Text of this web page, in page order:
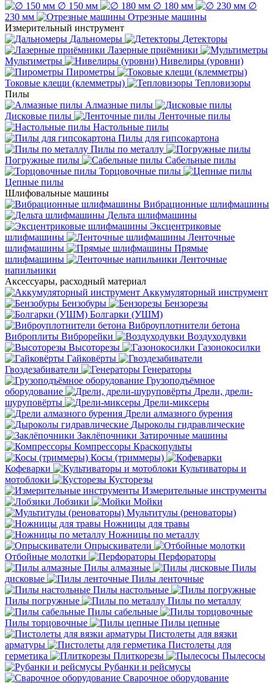
∅ 150 мм
∅ 180 мм
∅
230 мм
Отрезные машины
Измерительный инструмент
Дальномеры
Детекторы
Лазерные приёмники
Мультиметры
Нивелиры (уровни)
Пирометры
Токовые клещи (клемметры)
Тепловизоры
Пилы
Алмазные пилы
Дисковые пилы
Ленточные пилы
Настольные пилы
Пилы для гипсокартона
Пилы по металлу
Погружные пилы
Сабельные пилы
Торцовочные пилы
Цепные пилы
Шлифовальные машины
Вибрационные шлифмашины
Дельта шлифмашины
Эксцентриковые
шлифмашины
Ленточные
шлифмашины
Прямые
шлифмашины
Ленточные
напильники
Аксессуары, расходный материал
Аккумуляторный инструмент
Бензобуры
Бензорезы
Болгарки (УШМ)
Виброуплотнители бетона
Виброплиты Виброрейки
Воздуходувки
Высоторезы
Газонокосилки
Гайковёрты
Гвоздезабиватели
Генераторы
Грузоподъёмное
оборудование
Дрели, дрели-
шуруповёрты
Дрели-миксеры
Дрели алмазного бурения
Дыроколы гидравлические
Заклёпочники Затирочные машины
Компрессоры Краскопульты
Косы (триммеры)
Кофеварки
Культиваторы и
мотоблоки
Кусторезы
Измерительные инструменты
Лобзики
Мойки
Мультитулы (реноваторы)
Ножницы для травы
Ножницы по металлу
Опрыскиватели
Отбойные молотки
Перфораторы
Пилы алмазные
Пилы
дисковые
Пилы ленточные
Пилы настольные
Пилы погружные
Пилы по металлу
Пилы сабельные
Пилы торцовочные
Пилы цепные
Пистолеты для вязки
арматуры
Пистолеты для
герметика
Плиткорезы
Пылесосы
Рубанки и рейсмусы
Сварочное оборудование